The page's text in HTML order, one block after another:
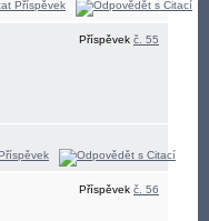
Příspěvek č. 55
Příspěvek č. 56